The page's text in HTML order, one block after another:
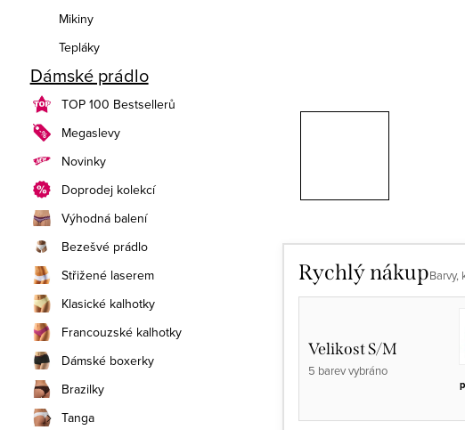
Mikiny
Tepláky
Dámské prádlo
TOP 100 Bestsellerů
Megaslevy
Novinky
Doprodej kolekcí
Výhodná balení
Bezešvé prádlo
Střižené laserem
Klasické kalhotky
Francouzské kalhotky
Dámské boxerky
Brazilky
Tanga
Rychlý nákupBarvy,
Velikost S/M
5 barev vybráno